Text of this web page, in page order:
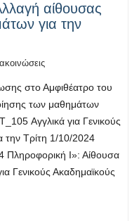
αίθουσας
για την
στο Αμφιθέατρο του
των μαθημάτων
Αγγλικά για Γενικούς
Τρίτη 1/10/2024
Πληροφορική Ι»: Αίθουσα
Γενικούς Ακαδημαϊκούς